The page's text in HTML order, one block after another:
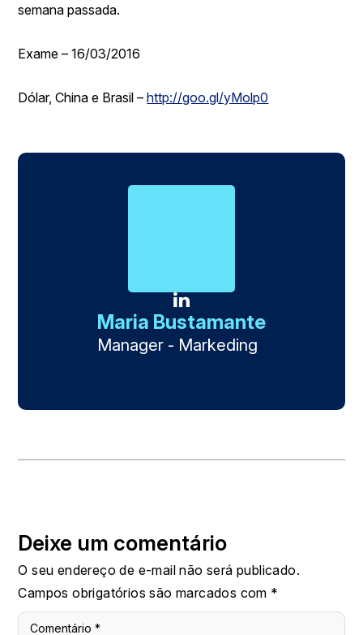
semana passada.
Exame – 16/03/2016
Dólar, China e Brasil –http://goo.gl/yMolp0
Maria Bustamante
Manager - Markeding
Deixe um comentário
O seu endereço de e-mail não será publicado.
Campos obrigatórios são marcados com *
Comentário*